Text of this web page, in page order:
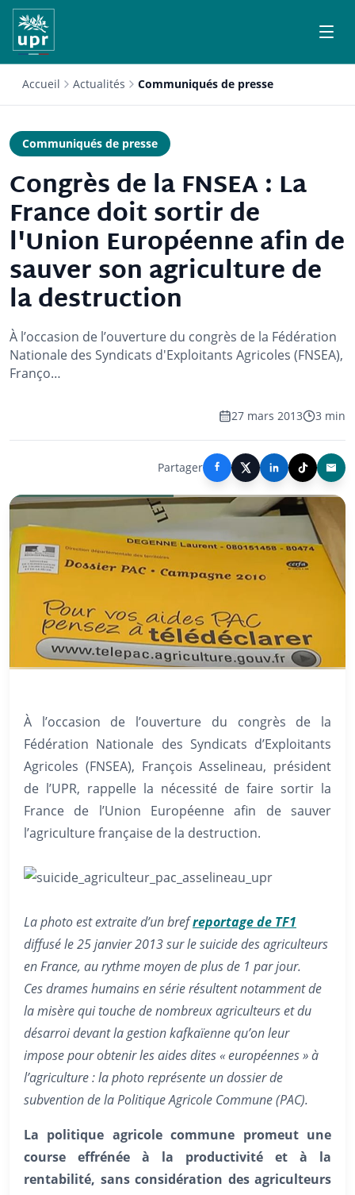
Accueil Actualités Communiqués de presse
Communiqués de presse
Congrès de la FNSEA : La
France doit sortir de
l'Union Européenne afin de
sauver son agriculture de
la destruction
À l’occasion de l’ouverture du congrès de la Fédération
Nationale des Syndicats d'Exploitants Agricoles (FNSEA),
Franço…
27 mars 2013 3 min
Partager
À l’occasion de l’ouverture du congrès de la
Fédération Nationale des Syndicats d’Exploitants
Agricoles (FNSEA), François Asselineau, président
de l’UPR, rappelle la nécessité de faire sortir la
France de l’Union Européenne afin de sauver
l’agriculture française de la destruction.
La photo est extraite d’un brefreportage de TF1
diffusé le 25 janvier 2013 sur le suicide des agriculteurs
en France, au rythme moyen de plus de 1 par jour.
Ces drames humains en série résultent notamment de
la misère qui touche de nombreux agriculteurs et du
désarroi devant la gestion kafkaïenne qu’on leur
impose pour obtenir les aides dites « européennes » à
l’agriculture : la photo représente un dossier de
subvention de la Politique Agricole Commune (PAC).
La politique agricole commune promeut une
course effrénée à la productivité et à la
rentabilité, sans considération des agriculteurs